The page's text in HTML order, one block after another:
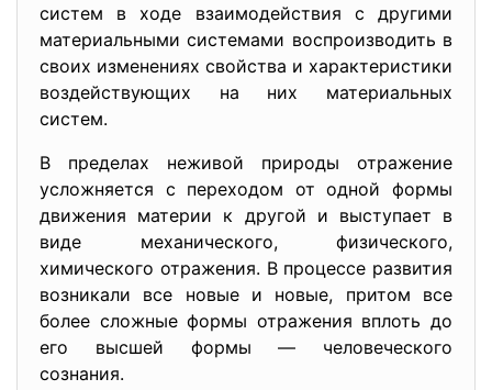
систем в ходе взаимодействия с другими
материальными системами воспроизводить в
своих изменениях свойства и характеристики
воздействующих на них материальных
систем.
В пределах неживой природы отражение
усложняется с переходом от одной формы
движения материи к другой и выступает в
виде механического, физического,
химического отражения. В процессе развития
возникали все новые и новые, притом все
более сложные формы отражения вплоть до
его высшей формы — человеческого
сознания.